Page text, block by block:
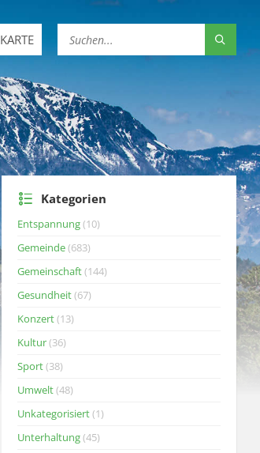
KARTE
Kategorien
Entspannung(10)
Gemeinde(683)
Gemeinschaft(144)
Gesundheit(67)
Konzert(13)
Kultur(36)
Sport(38)
Umwelt(48)
Unkategorisiert(1)
Unterhaltung(45)